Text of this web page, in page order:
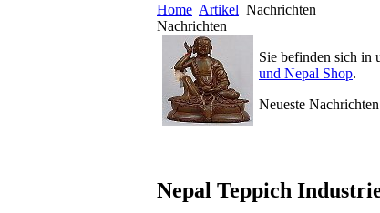
Home Artikel Nachrichten
Nachrichten
Sie befinden sich in
und Nepal Shop.
Neueste
Nepal Teppich